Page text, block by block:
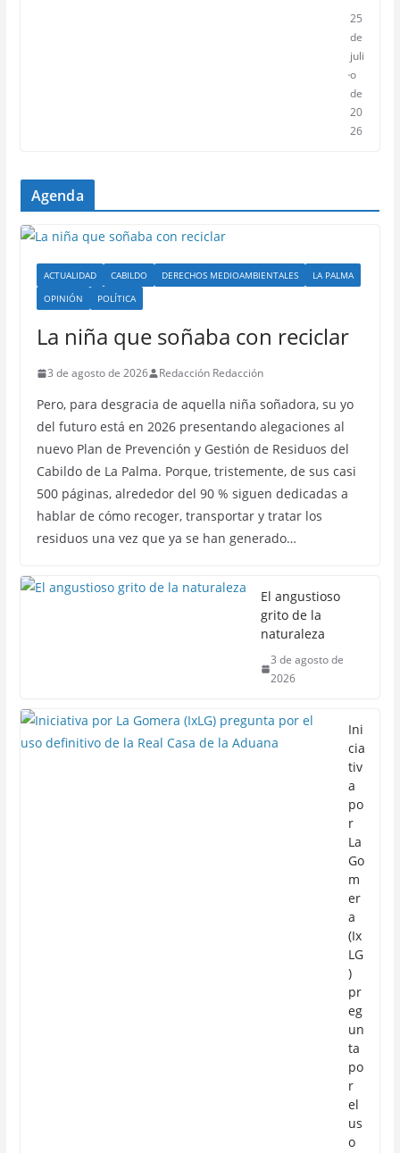
25
de
juli
o
de
20
26
Agenda
ACTUALIDAD CABILDO DERECHOS MEDIOAMBIENTALES
LA PALMA
OPINIÓN
POLÍTICA
La niña que soñaba con reciclar
3 de agosto de 2026 Redacción Redacción
Pero, para desgracia de aquella niña soñadora, su yo
del futuro está en 2026 presentando alegaciones al
nuevo Plan de Prevención y Gestión de Residuos del
Cabildo de La Palma. Porque, tristemente, de sus casi
500 páginas, alrededor del 90 % siguen dedicadas a
hablar de cómo recoger, transportar y tratar los
residuos una vez que ya se han generado…
El angustioso
grito de la
naturaleza
3 de agosto de
2026
Ini
cia
tiv
a
po
r
La
Go
m
er
a
(Ix
LG
)
pr
eg
un
ta
po
r
el
us
o